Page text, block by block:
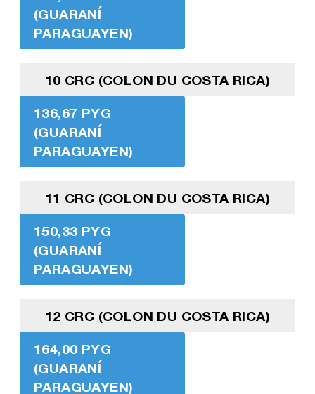
(GUARANÍ
PARAGUAYEN)
10 CRC (COLON DU COSTA RICA)
136,67 PYG
(GUARANÍ
PARAGUAYEN)
11 CRC (COLON DU COSTA RICA)
150,33 PYG
(GUARANÍ
PARAGUAYEN)
12 CRC (COLON DU COSTA RICA)
164,00 PYG
(GUARANÍ
PARAGUAYEN)